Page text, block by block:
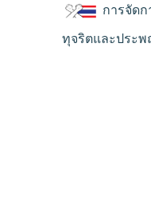
การจัดก
ทุจริตและประ